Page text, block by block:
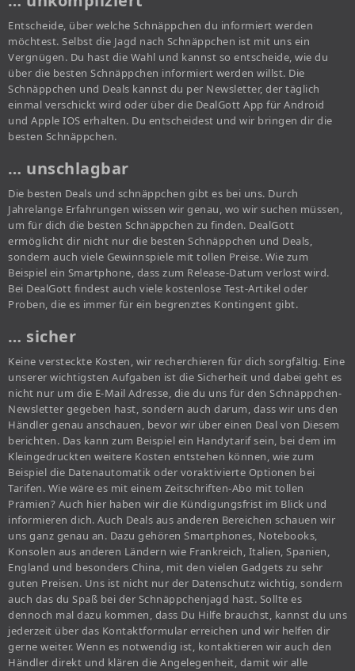
Entscheide, über welche Schnäppchen du informiert werden
möchtest. Selbst die Jagd nach Schnäppchen ist mit uns ein
Vergnügen. Du hast die Wahl und kannst so entscheide, wie du
über die besten Schnäppchen informiert werden willst. Die
Schnäppchen und Deals kannst du per Newsletter, der täglich
einmal verschickt wird oder über die DealGott App für Android
und Apple IOS erhalten. Du entscheidest und wir bringen dir die
besten Schnäppchen.
… unschlagbar
Die besten Deals und schnäppchen gibt es bei uns. Durch
Jahrelange Erfahrungen wissen wir genau, wo wir suchen müssen,
um für dich die besten Schnäppchen zu finden. DealGott
ermöglicht dir nicht nur die besten Schnäppchen und Deals,
sondern auch viele Gewinnspiele mit tollen Preise. Wie zum
Beispiel ein Smartphone, dass zum Release-Datum verlost wird.
Bei DealGott findest auch viele kostenlose Test-Artikel oder
Proben, die es immer für ein begrenztes Kontingent gibt.
… sicher
Keine versteckte Kosten, wir recherchieren für dich sorgfältig. Eine
unserer wichtigsten Aufgaben ist die Sicherheit und dabei geht es
nicht nur um die E-Mail Adresse, die du uns für den Schnäppchen-
Newsletter gegeben hast, sondern auch darum, dass wir uns den
Händler genau anschauen, bevor wir über einen Deal von Diesem
berichten. Das kann zum Beispiel ein Handytarif sein, bei dem im
Kleingedruckten weitere Kosten entstehen können, wie zum
Beispiel die Datenautomatik oder voraktivierte Optionen bei
Tarifen. Wie wäre es mit einem Zeitschriften-Abo mit tollen
Prämien? Auch hier haben wir die Kündigungsfrist im Blick und
informieren dich. Auch Deals aus anderen Bereichen schauen wir
uns ganz genau an. Dazu gehören Smartphones, Notebooks,
Konsolen aus anderen Ländern wie Frankreich, Italien, Spanien,
England und besonders China, mit den vielen Gadgets zu sehr
guten Preisen. Uns ist nicht nur der Datenschutz wichtig, sondern
auch das du Spaß bei der Schnäppchenjagd hast. Sollte es
dennoch mal dazu kommen, dass Du Hilfe brauchst, kannst du uns
jederzeit über das Kontaktformular erreichen und wir helfen dir
gerne weiter. Wenn es notwendig ist, kontaktieren wir auch den
Händler direkt und klären die Angelegenheit, damit wir alle